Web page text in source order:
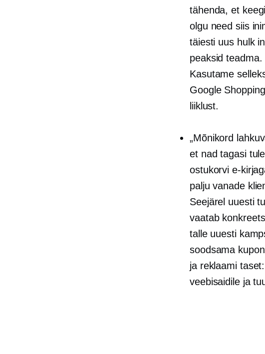
tähenda, et
olgu need siis
täiesti uus hulk
peaksid teadma.
Kasutame
Google
liiklust.
„Mõnikord
et nad tagasi
ostukorvi e-
palju vanade
Seejärel uuesti
vaatab
talle uuesti
soodsama
ja reklaami
veebisaidile ja